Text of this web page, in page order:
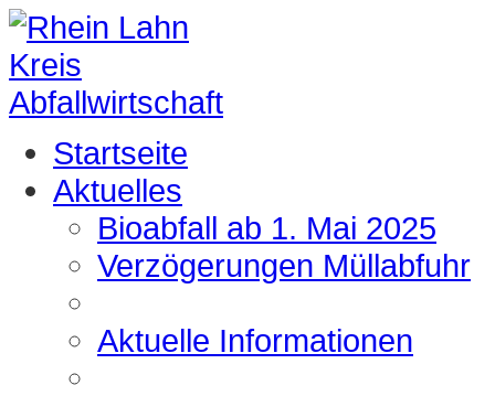
Startseite
Aktuelles
Bioabfall ab 1. Mai 2025
Verzögerungen Müllabfuhr
Aktuelle Informationen